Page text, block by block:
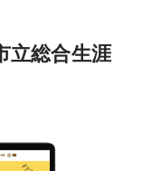
立総合生涯